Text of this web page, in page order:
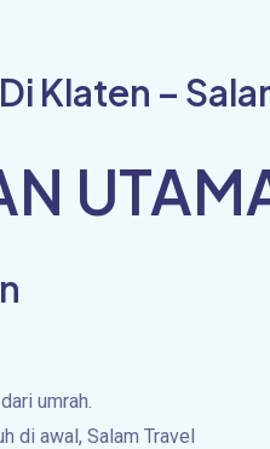
Klaten –
umrah.
di awal, Salam Travel